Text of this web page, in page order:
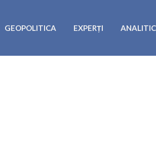
GEOPOLITICA EXPERȚI